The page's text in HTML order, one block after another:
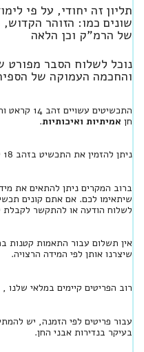
תליון זה יחודי, על פי
שונים כמו: הזוהר
של הרמ”ק וכן הלאה
נוכל לשלוח הסבר
והחכמה העמוקה של
התכשיטים
חן אמיתיות ואיכותיות.
ניתן להזמין את התכשיט בזהב 18 קראט ובשיבוץ של אבן חן אחרת.
ברוב המקרים ניתן להתאים את
שיתאימו לכם. אם אתם קונים
לשלוח הודעה או להתקשר לקבלת
אין תשלום עבור התאמות קטנות
שיצרנו אותן לפי המידה הרצויה.
רוב הפריטים קיימים במלאי שלנו ,
בעיקר בנדירות אבני החן.